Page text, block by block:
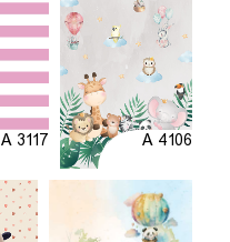
A 4106
A 3117